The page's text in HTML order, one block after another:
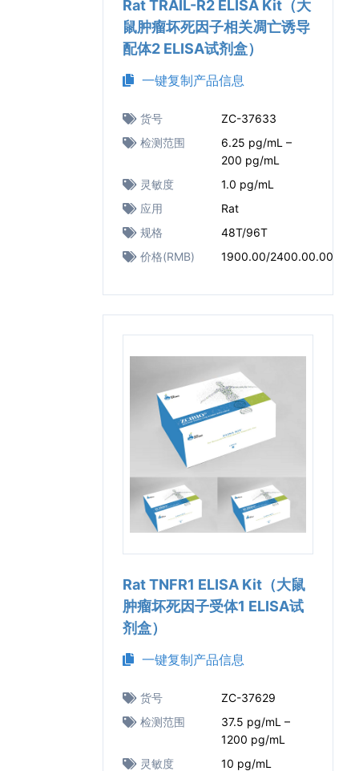
Rat TRAIL-R2 ELISA Kit（大
鼠肿瘤坏死因子相关凋亡诱导
配体2 ELISA试剂盒）
一键复制产品信息
货号
ZC-37633
检测范围
6.25 pg/mL –
200 pg/mL
灵敏度
1.0 pg/mL
应用
Rat
规格
48T/96T
价格(RMB)
1900.00/2400.00.00
Rat TNFR1 ELISA Kit（大鼠
肿瘤坏死因子受体1 ELISA试
剂盒）
一键复制产品信息
货号
ZC-37629
检测范围
37.5 pg/mL –
1200 pg/mL
灵敏度
10 pg/mL